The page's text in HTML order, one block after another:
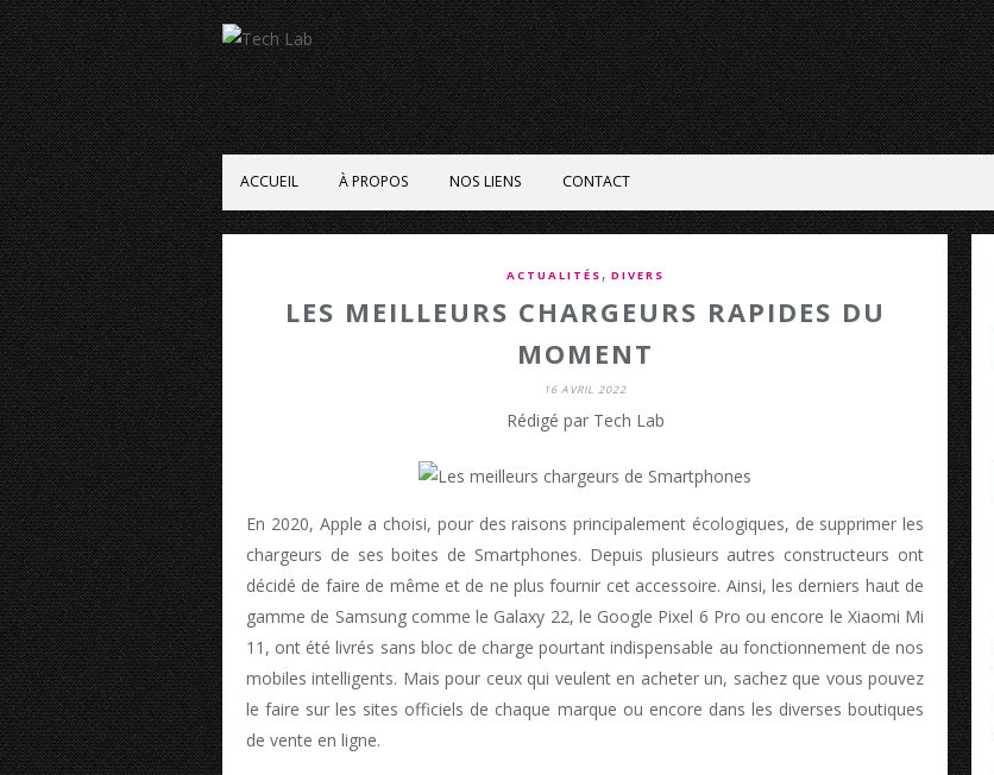
ACCUEIL À PROPOS NOS LIENS CONTACT
ACTUALITÉS , DIVERS
LES MEILLEURS CHARGEURS RAPIDES DU
MOMENT
16 AVRIL 2022
Rédigé par Tech Lab
En 2020, Apple a choisi, pour des raisons principalement écologiques, de supprimer les
chargeurs de ses boites de Smartphones. Depuis plusieurs autres constructeurs ont
décidé de faire de même et de ne plus fournir cet accessoire. Ainsi, les derniers haut de
gamme de Samsung comme le Galaxy 22, le Google Pixel 6 Pro ou encore le Xiaomi Mi
11, ont été livrés sans bloc de charge pourtant indispensable au fonctionnement de nos
mobiles intelligents. Mais pour ceux qui veulent en acheter un, sachez que vous pouvez
le faire sur les sites officiels de chaque marque ou encore dans les diverses boutiques
de vente en ligne.